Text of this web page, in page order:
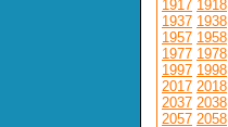
1917 1918
1937 1938
1957 1958
1977 1978
1997 1998
2017 2018
2037 2038
2057 2058